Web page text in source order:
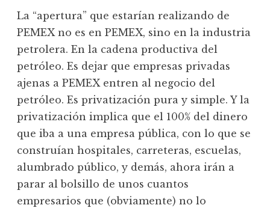
La “apertura” que estarían realizando de
PEMEX no es en PEMEX, sino en la industria
petrolera. En la cadena productiva del
petróleo. Es dejar que empresas privadas
ajenas a PEMEX entren al negocio del
petróleo. Es privatización pura y simple. Y la
privatización implica que el 100% del dinero
que iba a una empresa pública, con lo que se
construían hospitales, carreteras, escuelas,
alumbrado público, y demás, ahora irán a
parar al bolsillo de unos cuantos
empresarios que (obviamente) no lo